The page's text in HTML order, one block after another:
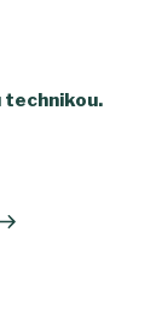
technikou.